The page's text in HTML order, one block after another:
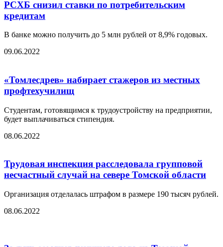
РСХБ снизил ставки по потребительским
кредитам
В банке можно получить до 5 млн рублей от 8,9% годовых.
09.06.2022
«Томлесдрев» набирает стажеров из местных
профтехучилищ
Студентам, готовящимся к трудоустройству на предприятии,
будет выплачиваться стипендия.
08.06.2022
Трудовая инспекция расследовала групповой
несчастный случай на севере Томской области
Организация отделалась штрафом в размере 190 тысяч рублей.
08.06.2022